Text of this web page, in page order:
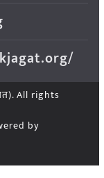
. All rights
by